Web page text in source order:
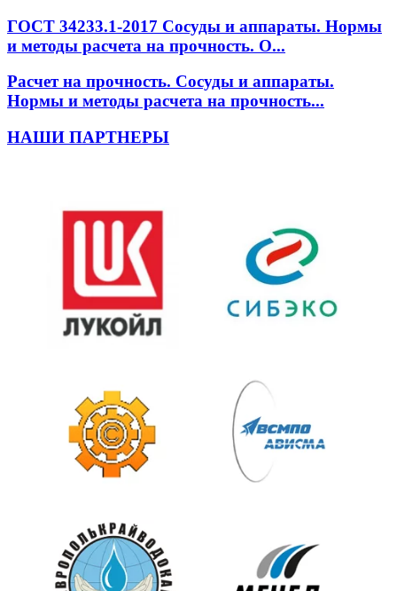
ГОСТ 34233.1-2017 Сосуды и аппараты. Нормы
и методы расчета на прочность. О...
Расчет на прочность. Сосуды и аппараты.
Нормы и методы расчета на прочность...
НАШИ ПАРТНЕРЫ